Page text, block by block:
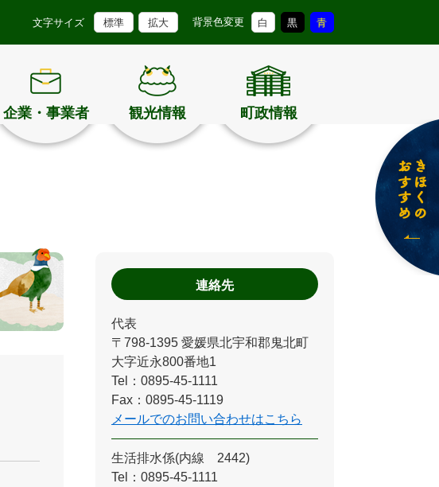
文字サイズ 標準 拡大 背景色変更 白 黒 青
企業・事業者 観光情報 町政情報
連絡先
代表
〒798-1395 愛媛県北宇和郡鬼北町
大字近永800番地1
Tel：0895-45-1111
Fax：0895-45-1119
メールでのお問い合わせはこちら
生活排水係(内線 2442)
Tel：0895-45-1111